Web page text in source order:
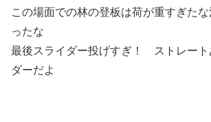
この場面での林の登板は荷が重すぎた
ったな
最後スライダー投げすぎ！ ストレート
ダーだよ